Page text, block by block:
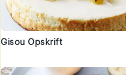
Gisou Opskrift